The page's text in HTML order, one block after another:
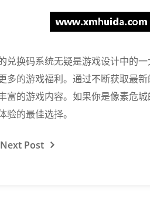
兑换码系统无疑是游戏设计中的
多的游戏福利。通过不断获取最
富的游戏内容。如果你是像素危
的最佳选择。
Next Post